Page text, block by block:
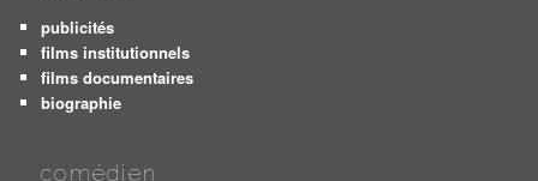
publicités
films institutionnels
films documentaires
biographie
comédien